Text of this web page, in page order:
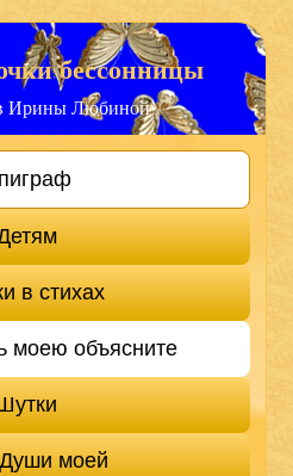
бессонницы
Ирины Любиной
в стихах
моею объясните
моей